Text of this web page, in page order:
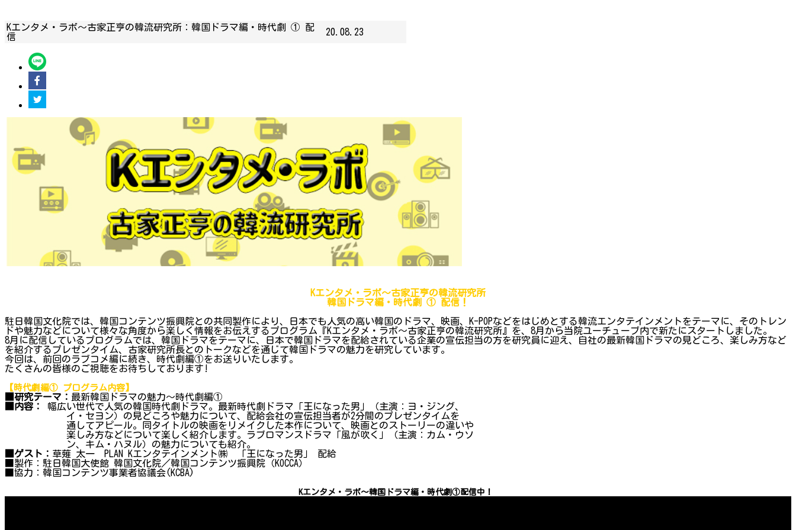
Kエンタメ・ラボ～古家正亨の韓流研究所：韓国ドラマ編・時代劇 ① 配
信
20.08.23
Kエンタメ・ラボ～古家正亨の韓流研究所
韓国ドラマ編・時代劇 ① 配信！
駐日韓国文化院では、韓国コンテンツ振興院との共同製作により、日本でも人気の高い韓国のドラマ、映画、K-POPなどをはじめとする韓流エンタテインメントをテーマに、そのトレン
ドや魅力などについて様々な角度から楽しく情報をお伝えするプログラム『Kエンタメ・ラボ～古家正亨の韓流研究所』を、8月から当院ユーチューブ内で新たにスタートしました。
8月に配信しているプログラムでは、韓国ドラマをテーマに、日本で韓国ドラマを配給されている企業の宣伝担当の方を研究員に迎え、自社の最新韓国ドラマの見どころ、楽しみ方など
を紹介するプレゼンタイム、古家研究所長とのトークなどを通じて韓国ドラマの魅力を研究しています。
今回は、前回のラブコメ編に続き、時代劇編①をお送りいたします。
たくさんの皆様のご視聴をお待ちしております!
【時代劇編① プログラム内容】
■研究テーマ： 最新韓国ドラマの魅力～時代劇編①
■内容： 幅広い世代で人気の韓国時代劇ドラマ。最新時代劇ドラマ「王になった男」（主演：ヨ・ジング、
イ・セヨン）の見どころや魅力について、配給会社の宣伝担当者が2分間のプレゼンタイムを
通してアピール。同タイトルの映画をリメイクした本作について、映画とのストーリーの違いや
楽しみ方などについて楽しく紹介します。ラブロマンスドラマ「風が吹く」（主演：カム・ウソ
ン、キム・ハヌル）の魅力についても紹介。
■ゲスト： 草薙 太一 PLAN Kエンタテインメント㈱ 「王になった男」 配給
■製作：駐日韓国大使館 韓国文化院／韓国コンテンツ振興院（KOCCA）
■協力：韓国コンテンツ事業者協議会(KCBA)
Kエンタメ・ラボ～韓国ドラマ編・時代劇①配信中！